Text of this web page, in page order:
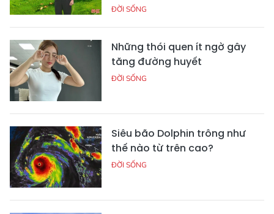
ĐỜI SỐNG
Những thói quen ít ngờ gây
tăng đường huyết
ĐỜI SỐNG
Siêu bão Dolphin trông như
thế nào từ trên cao?
ĐỜI SỐNG